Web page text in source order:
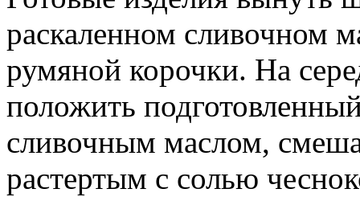
раскаленном сливочном
румяной корочки. На
положить
сливочным маслом,
растертым с солью